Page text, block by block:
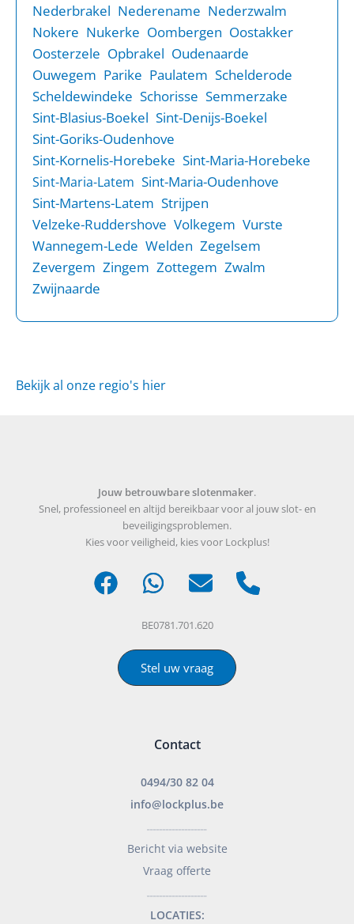
Nederbrakel Nederename Nederzwalm
Nokere Nukerke Oombergen Oostakker
Oosterzele Opbrakel Oudenaarde
Ouwegem Parike Paulatem Schelderode
Scheldewindeke Schorisse Semmerzake
Sint-Blasius-Boekel Sint-Denijs-Boekel
Sint-Goriks-Oudenhove
Sint-Kornelis-Horebeke Sint-Maria-Horebeke
Sint-Maria-Latem Sint-Maria-Oudenhove
Sint-Martens-Latem Strijpen
Velzeke-Ruddershove Volkegem Vurste
Wannegem-Lede Welden Zegelsem
Zevergem Zingem Zottegem Zwalm
Zwijnaarde
Bekijk al onze regio's hier
Jouw betrouwbare slotenmaker.
Snel, professioneel en altijd bereikbaar voor al jouw slot- en
beveiligingsproblemen.
Kies voor veiligheid, kies voor Lockplus!
BE0781.701.620
Stel uw vraag
Contact
0494/30 82 04
info@lockplus.be
Bericht via website
Vraag offerte
LOCATIES: